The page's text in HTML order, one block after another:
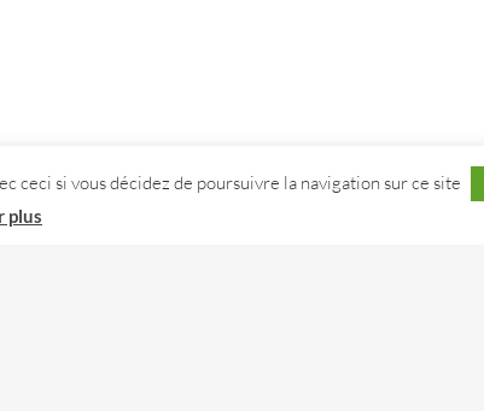
ceci si vous décidez de poursuivre la navigation sur ce site
plus